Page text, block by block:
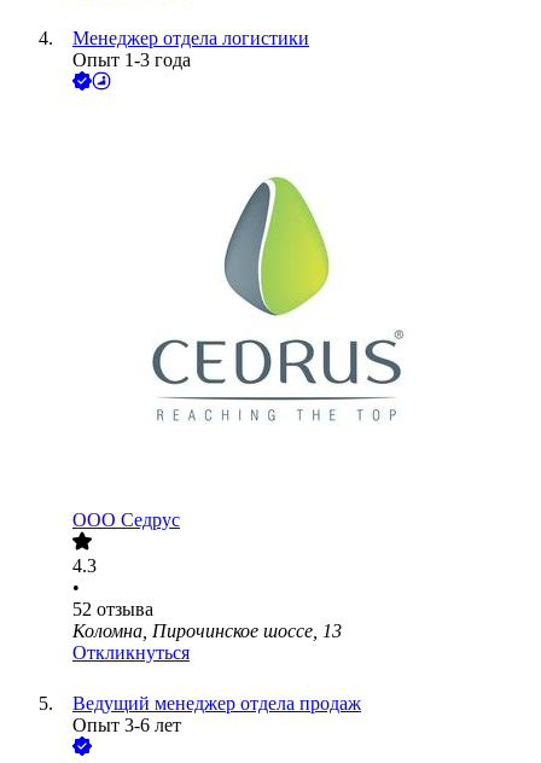
Менеджер отдела логистики
Опыт 1-3 года
ООО Седрус
4.3
•
52 отзыва
Коломна, Пирочинское шоссе, 13
Откликнуться
Ведущий менеджер отдела продаж
Опыт 3-6 лет